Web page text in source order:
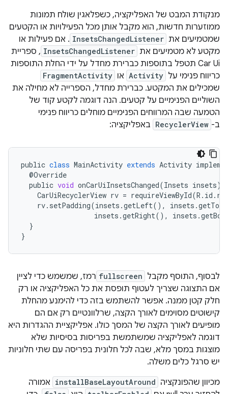
מנקודת המבט של האפליקציה, כשפלאגין שולח תמונות
ממוזערות חדשות, הוא מקבל אותן מכל הפעילויות או הקטעים
שמטמיעים את InsetsChangedListener . אם פעילות או
מקטע לא מטמיעים את InsetsChangedListener , ספריית
Car Ui תטפל בתוספות כברירת מחדל על ידי החלת התוספות
כריווח פנימי על Activity או FragmentActivity
שמכילים את המקטע. כברירת מחדל, הספרייה לא מחילה את
השוליים הפנימיים על קטעים. הנה דוגמה לקטע קוד של
הטמעה שבה המרווחים הפנימיים מוחלים כריווח פנימי
ב- RecyclerView באפליקציה:
public class MainActivity extends Activity
@Override
public void onCarUiInsetsChanged(Insets insets)
CarUiRecyclerView rv = requireViewById(R . id .
rv. setPadding(insets .getLeft(), insets .getTop
insets .getRight(), insets .
}
}
לבסוף, התוסף מקבל fullscreen רמז, שמשמש כדי לציין
אם התצוגה שצריך לעטוף תופסת את כל האפליקציה או רק
חלק קטן ממנה. אפשר להשתמש בזה כדי להימנע מהחלת
קישוטים מסוימים לאורך הקצה, שרלוונטיים רק אם הם
מופיעים לאורך הקצה של המסך כולו. אפליקציית ההגדרות היא
דוגמה לאפליקציה שמשתמשת בפריסות בסיסיות שלא
מוצגות במסך מלא, שבה לכל חלונית בפריסה עם שתי חלוניות
יש סרגל כלים משלה.
מכיוון שהפונקציה installBaseLayoutAround אמורה